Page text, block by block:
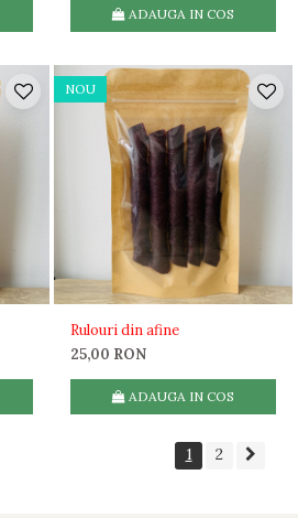
ADAUGA IN COS
NOU
Rulouri din afine
25,00 RON
ADAUGA IN COS
1 2